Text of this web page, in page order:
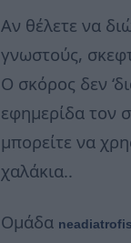
Αν θέλετε να
γνωστούς,
Ο σκόρος δεν
εφημερίδα τον
μπορείτε να
χαλάκια..
Ομάδα